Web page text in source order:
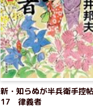
新・知らぬが半兵衛手控
17 律義者